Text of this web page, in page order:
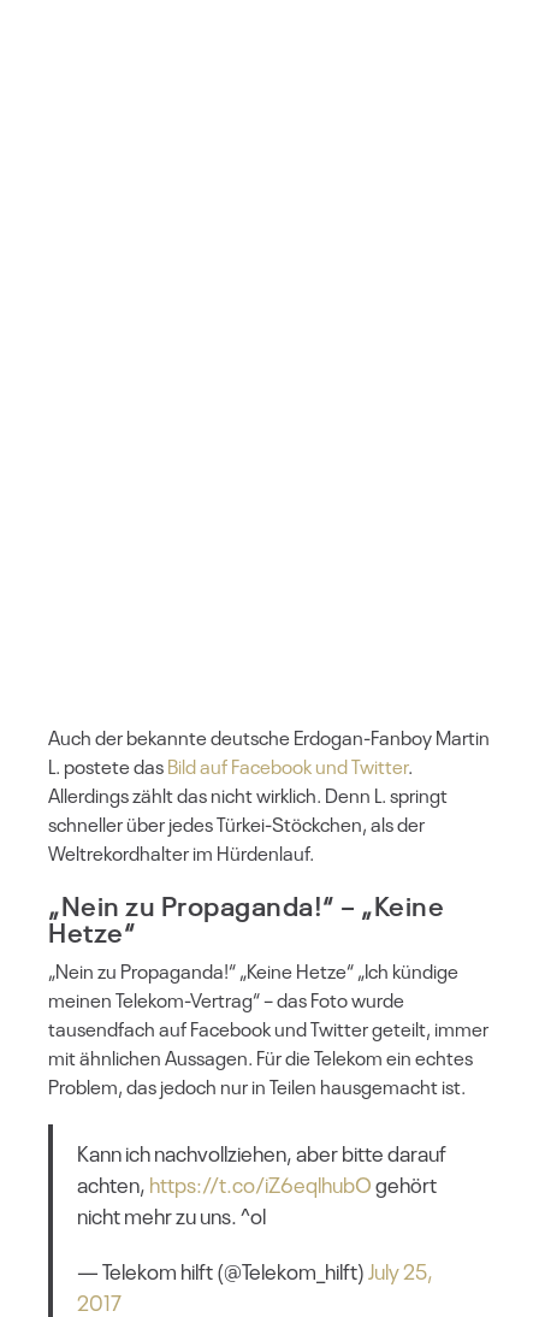
Auch der bekannte deutsche Erdogan-Fanboy Martin
L. postete dasBild auf Facebook und Twitter.
Allerdings zählt das nicht wirklich. Denn L. springt
schneller über jedes Türkei-Stöckchen, als der
Weltrekordhalter im Hürdenlauf.
„Nein zu Propaganda!“ – „Keine
Hetze“
„Nein zu Propaganda!“ „Keine Hetze“ „Ich kündige
meinen Telekom-Vertrag“ – das Foto wurde
tausendfach auf Facebook und Twitter geteilt, immer
mit ähnlichen Aussagen. Für die Telekom ein echtes
Problem, das jedoch nur in Teilen hausgemacht ist.
Kann ich nachvollziehen, aber bitte darauf
achten, https://t.co/iZ6eqlhubOgehört
nicht mehr zu uns. ^ol
— Telekom hilft (@Telekom_hilft)July 25,
2017